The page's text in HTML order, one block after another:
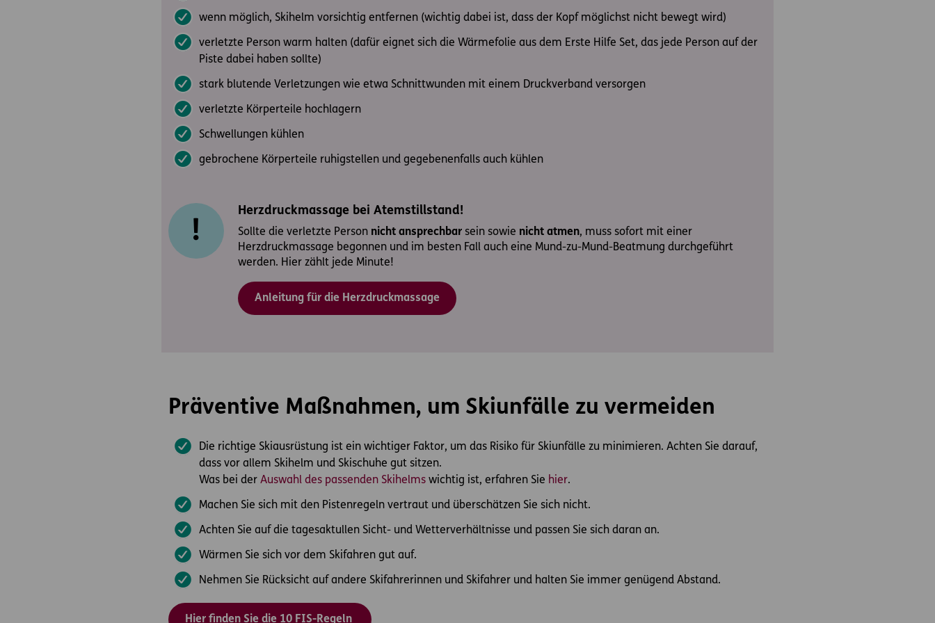
wenn möglich, Skihelm vorsichtig entfernen (wichtig dabei ist, dass der Kopf möglichst nicht bewegt wird)
verletzte Person warm halten (dafür eignet sich die Wärmefolie aus dem Erste Hilfe Set, das jede Person auf der
Piste dabei haben sollte)
stark blutende Verletzungen wie etwa Schnittwunden mit einem Druckverband versorgen
verletzte Körperteile hochlagern
Schwellungen kühlen
gebrochene Körperteile ruhigstellen und gegebenenfalls auch kühlen
Herzdruckmassage bei Atemstillstand!
Sollte die verletzte Person nicht ansprechbar sein sowie nicht atmen, muss sofort mit einer
Herzdruckmassage begonnen und im besten Fall auch eine Mund-zu-Mund-Beatmung durchgeführt
werden. Hier zählt jede Minute!
Anleitung für die Herzdruckmassage
Präventive Maßnahmen, um Skiunfälle zu vermeiden
Die richtige Skiausrüstung ist ein wichtiger Faktor, um das Risiko für Skiunfälle zu minimieren. Achten Sie darauf,
dass vor allem Skihelm und Skischuhe gut sitzen.
Was bei der Auswahl des passenden Skihelms wichtig ist, erfahren Sie hier.
Machen Sie sich mit den Pistenregeln vertraut und überschätzen Sie sich nicht.
Achten Sie auf die tagesaktullen Sicht- und Wetterverhältnisse und passen Sie sich daran an.
Wärmen Sie sich vor dem Skifahren gut auf.
Nehmen Sie Rücksicht auf andere Skifahrerinnen und Skifahrer und halten Sie immer genügend Abstand.
Hier finden Sie die 10 FIS-Regeln